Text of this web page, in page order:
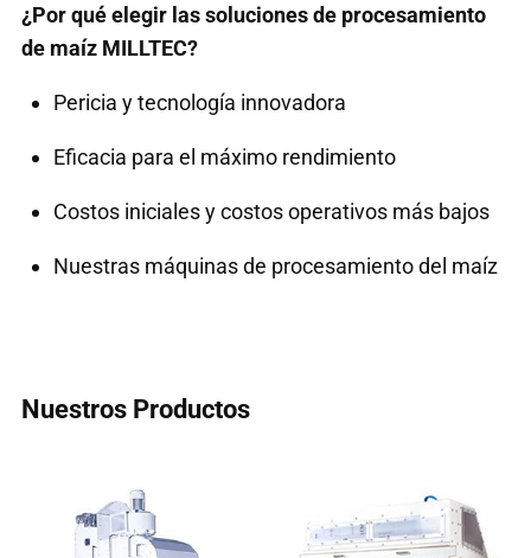
¿Por qué elegir las soluciones de procesamiento
de maíz MILLTEC?
Pericia y tecnología innovadora
Eficacia para el máximo rendimiento
Costos iniciales y costos operativos más bajos
Nuestras máquinas de procesamiento del maíz
Nuestros Productos